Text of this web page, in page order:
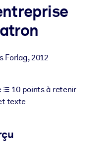
et concises dans votre
Forlag,2012
10 points à retenir
texte